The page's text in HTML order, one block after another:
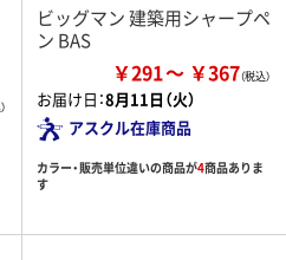
ビッグマン 建築用シャープペ
ン BAS
￥291 ￥367
お届け日：8月11日（火）
アスクル在庫商品
カラー・販売単位違いの商品が4商品ありま
す